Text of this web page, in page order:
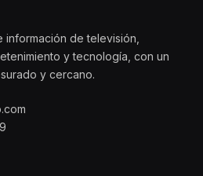
de televisión,
y tecnología, con un
y cercano.